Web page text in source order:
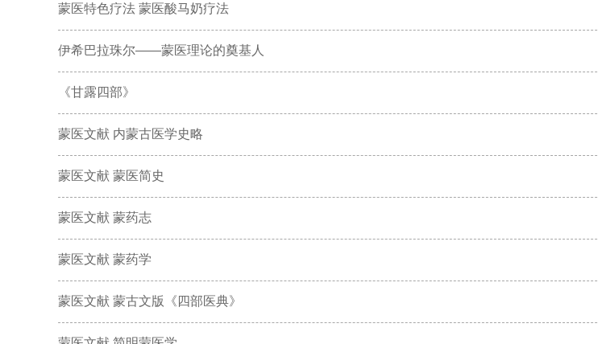
蒙医特色疗法 蒙医酸马奶疗法
伊希巴拉珠尔——蒙医理论的奠基人
《甘露四部》
蒙医文献 内蒙古医学史略
蒙医文献 蒙医简史
蒙医文献 蒙药志
蒙医文献 蒙药学
蒙医文献 蒙古文版《四部医典》